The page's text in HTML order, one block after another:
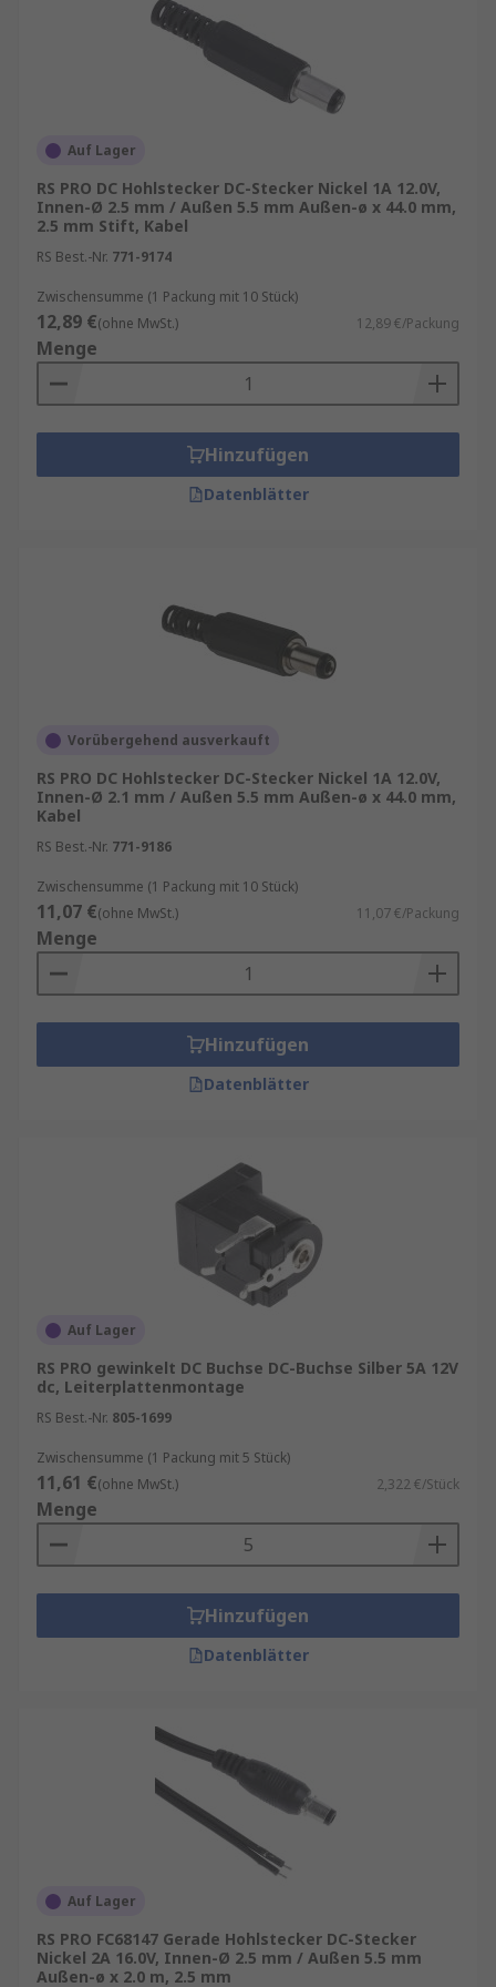
Geräte immer alltäglicher werden, ist eine
DC-Steckverbindung auch weiterhin ein
zweckdienlicher Standard in der Versorgung
kleinerer Geräte. Sie finden üblicherweise
Computern, elektronischen Messgeräten
und Soundsystemen.
In unserem Sortiment führen wir DC-
Steckverbindungen verschiedenster Arten wie
Betriebsspannung:
24,0 V,
usw.
Schutzart:
IP67
Kontaktmaterial:Kupferlegierung,
Auf Lager
RS PRO DC Hohlstecker DC-Stecker Nickel 1A 12.0V,
Innen-Ø 2.5 mm / Außen 5.5 mm Außen-ø x 44.0 mm,
2.5 mm Stift, Kabel
RS Best.-Nr. 771-9174
Zwischensumme (1 Packung mit 10 Stück)
12,89 €(ohne MwSt.) 12,89 €/Packung
Menge
Hinzufügen
Datenblätter
Vorübergehend ausverkauft
RS PRO DC Hohlstecker DC-Stecker Nickel 1A 12.0V,
Innen-Ø 2.1 mm / Außen 5.5 mm Außen-ø x 44.0 mm,
Kabel
RS Best.-Nr. 771-9186
Zwischensumme (1 Packung mit 10 Stück)
11,07 €(ohne MwSt.) 11,07 €/Packung
Menge
Hinzufügen
Datenblätter
Auf Lager
RS PRO gewinkelt DC Buchse DC-Buchse Silber 5A 12V
dc, Leiterplattenmontage
RS Best.-Nr. 805-1699
Zwischensumme (1 Packung mit 5 Stück)
11,61 €(ohne MwSt.) 2,322 €/Stück
Menge
Hinzufügen
Datenblätter
Auf Lager
RS PRO FC68147 Gerade Hohlstecker DC-Stecker
Nickel 2A 16.0V, Innen-Ø 2.5 mm / Außen 5.5 mm
Außen-ø x 2.0 m, 2.5 mm